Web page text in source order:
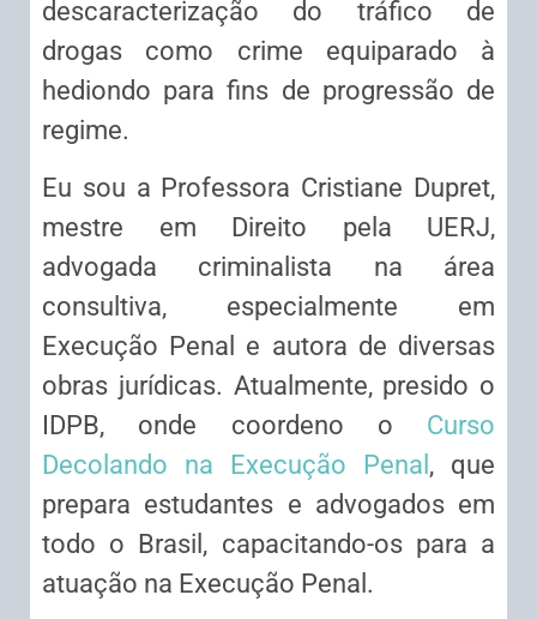
descaracterização do tráfico de
drogas como crime equiparado à
hediondo para fins de progressão de
regime.
Eu sou a Professora Cristiane Dupret,
mestre em Direito pela UERJ,
advogada criminalista na área
consultiva, especialmente em
Execução Penal e autora de diversas
obras jurídicas. Atualmente, presido o
IDPB, onde coordeno o Curso
Decolando na Execução Penal , que
prepara estudantes e advogados em
todo o Brasil, capacitando-os para a
atuação na Execução Penal.